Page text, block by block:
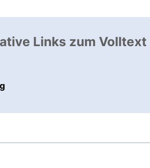
Links zum Volltext
externer Link, öffnet neues